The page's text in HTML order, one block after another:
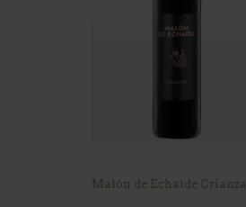
Malón de Echaide Crianza